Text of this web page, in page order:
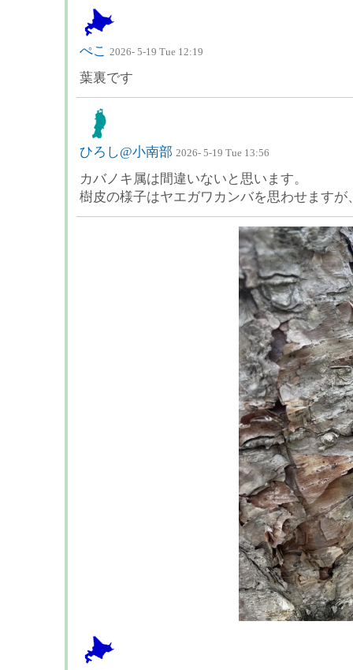
ぺこ 2026- 5-19 Tue 12:19
葉裏です
ひろし@小南部 2026- 5-19 Tue 13:56
カバノキ属は間違いないと思います。
樹皮の様子はヤエガワカンバを思わせます